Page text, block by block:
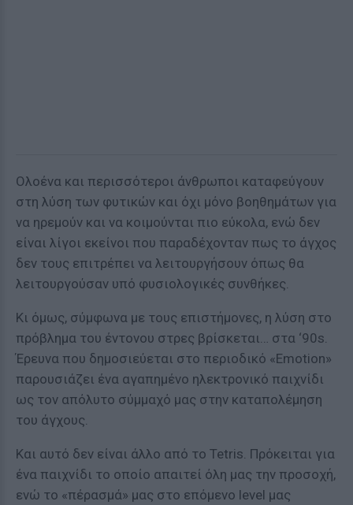
Ολοένα και περισσότεροι άνθρωποι καταφεύγουν
στη λύση των φυτικών και όχι μόνο βοηθημάτων για
να ηρεμούν και να κοιμούνται πιο εύκολα, ενώ δεν
είναι λίγοι εκείνοι που παραδέχονταν πως το άγχος
δεν τους επιτρέπει να λειτουργήσουν όπως θα
λειτουργούσαν υπό φυσιολογικές συνθήκες.
Κι όμως, σύμφωνα με τους επιστήμονες, η λύση στο
πρόβλημα του έντονου στρες βρίσκεται… στα ‘90s.
Έρευνα που δημοσιεύεται στο περιοδικό «Emotion»
παρουσιάζει ένα αγαπημένο ηλεκτρονικό παιχνίδι
ως τον απόλυτο σύμμαχό μας στην καταπολέμηση
του άγχους.
Και αυτό δεν είναι άλλο από το Tetris. Πρόκειται για
ένα παιχνίδι το οποίο απαιτεί όλη μας την προσοχή,
ενώ το «πέρασμά» μας στο επόμενο level μας